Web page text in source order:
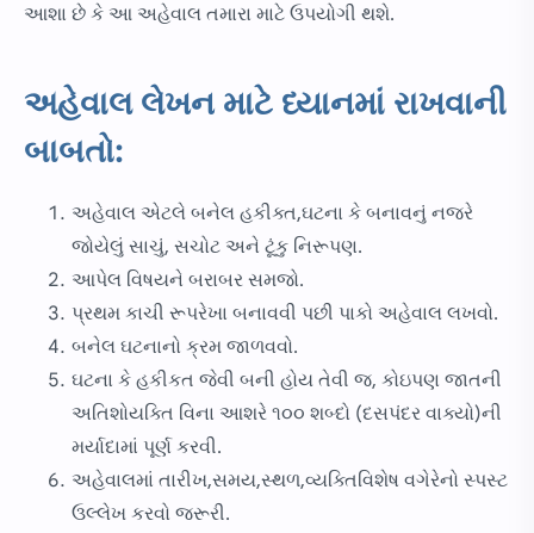
આશા છે કે આ અહેવાલ તમારા માટે ઉપયોગી થશે.
અહેવાલ લેખન માટે ધ્યાનમાં રાખવાની
બાબતો:
અહેવાલ એટલે બનેલ હકીક્ત,ઘટના કે બનાવનું નજરે
જોયેલું સાચું, સચોટ અને ટૂંકુ નિરૂપણ.
આપેલ વિષયને બરાબર સમજો.
પ્રથમ કાચી રૂપરેખા બનાવવી પછી પાકો અહેવાલ લખવો.
બનેલ ઘટનાનો ક્રમ જાળવવો.
ઘટના કે હકીકત જેવી બની હોય તેવી જ, કોઇપણ જાતની
અતિશોયક્તિ વિના આશરે ૧૦૦ શબ્દો (દસપંદર વાક્યો)ની
મર્યાદામાં પૂર્ણ કરવી.
અહેવાલમાં તારીખ,સમય,સ્થળ,વ્યક્તિવિશેષ વગેરેનો સ્પસ્ટ
ઉલ્લેખ કરવો જરૂરી.